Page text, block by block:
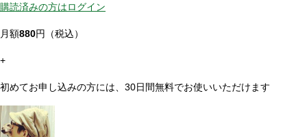
購読済みの方はログイン
月額880円（税込）
+
初めてお申し込みの方には、30日間無料でお使いいただけます